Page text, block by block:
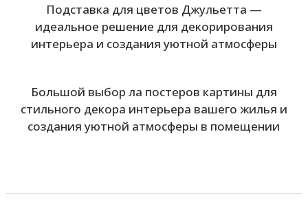
Подставка для цветов Джульетта —
идеальное решение для декорирования
интерьера и создания уютной атмосферы
Большой выбор ла постеров картины для
стильного декора интерьера вашего жилья и
создания уютной атмосферы в помещении